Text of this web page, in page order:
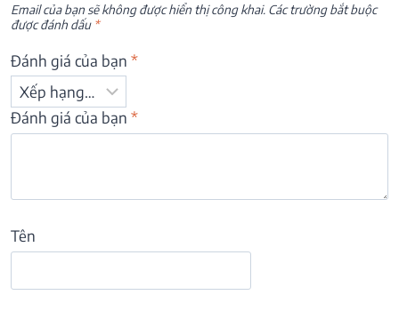
Email của bạn sẽ không được hiển thị công khai. Các trường bắt buộc
được đánh dấu *
Đánh giá của bạn *
Đánh giá của bạn *
Tên